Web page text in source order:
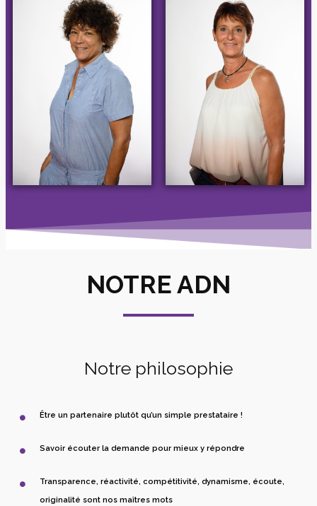
NOTRE ADN
Notre philosophie
Être un partenaire plutôt qu’un simple prestataire !
Savoir écouter la demande pour mieux y répondre
Transparence, réactivité, compétitivité, dynamisme, écoute,
originalité sont nos maîtres mots